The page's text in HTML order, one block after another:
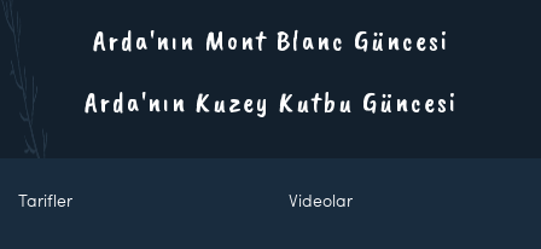
Arda'nın Mont Blanc Güncesi
Arda'nın Kuzey Kutbu Güncesi
Tarifler Videolar